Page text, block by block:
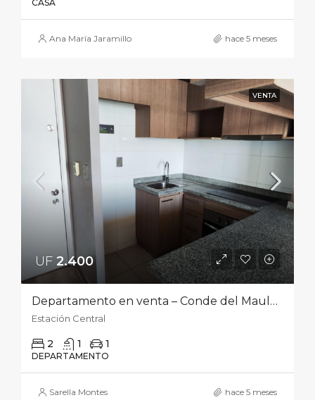
CASA
Ana María Jaramillo hace 5 meses
VENTA
UF 2.400‎
Departamento en venta – Conde del Maule 4106, Estación Central
Estación Central
2 1 1
DEPARTAMENTO
Sarella Montes hace 5 meses